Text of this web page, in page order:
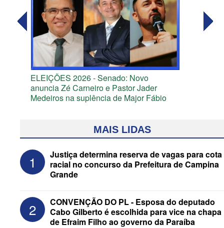
ELEIÇÕES 2026 - Senado: Novo
anuncia Zé Carneiro e Pastor Jader
Medeiros na suplência de Major Fábio
MAIS LIDAS
1
Justiça determina reserva de vagas para cota
racial no concurso da Prefeitura de Campina
Grande
2
CONVENÇÃO DO PL - Esposa do deputado
Cabo Gilberto é escolhida para vice na chapa
de Efraim Filho ao governo da Paraíba